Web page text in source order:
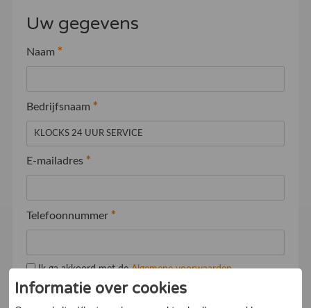
Uw gegevens
Naam *
Bedrijfsnaam *
E-mailadres *
Telefoonnummer *
Ik ga akkoord met deAlgemene voorwaarden
Informatie over cookies